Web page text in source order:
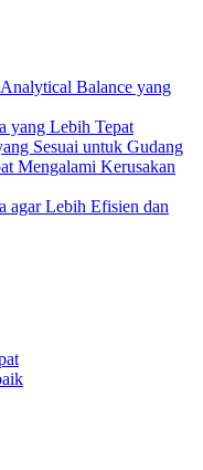
Balance yang
yang Lebih Tepat
Sesuai untuk Gudang
Mengalami Kerusakan
agar Lebih Efisien dan